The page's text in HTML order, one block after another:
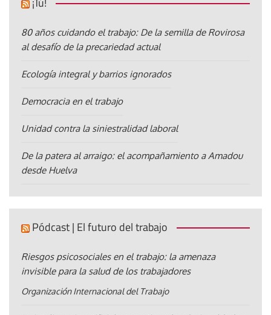
80 años cuidando el trabajo: De la semilla de Rovirosa
al desafío de la precariedad actual
Ecología integral y barrios ignorados
Democracia en el trabajo
Unidad contra la siniestralidad laboral
De la patera al arraigo: el acompañamiento a Amadou
desde Huelva
Pódcast | El futuro del trabajo
Riesgos psicosociales en el trabajo: la amenaza
invisible para la salud de los trabajadores
Organización Internacional del Trabajo